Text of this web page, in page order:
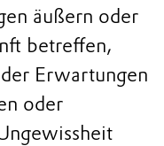
äußern oder
betreffen,
Erwartungen
oder